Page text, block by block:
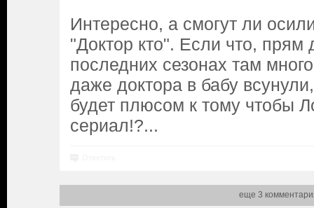
Интересно, а смогут ли
"Доктор кто". Если что, прям
последних сезонах там
даже доктора в бабу
будет плюсом к тому чтобы
сериал!?...
еще 3